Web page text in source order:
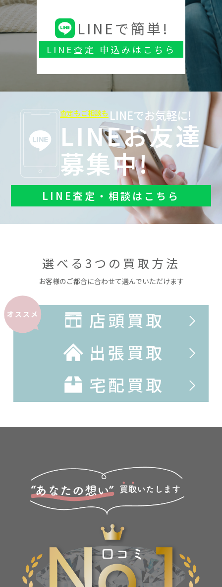
LINEで簡単!
LINE査定 申込みはこちら
査定もご相談も LINEでお気軽に!
LINEお友達
募集中!
LINE査定・相談はこちら
選べる3つの買取方法
お客様のご都合に合わせて選んでいただけます
オススメ
店頭買取
出張買取
宅配買取